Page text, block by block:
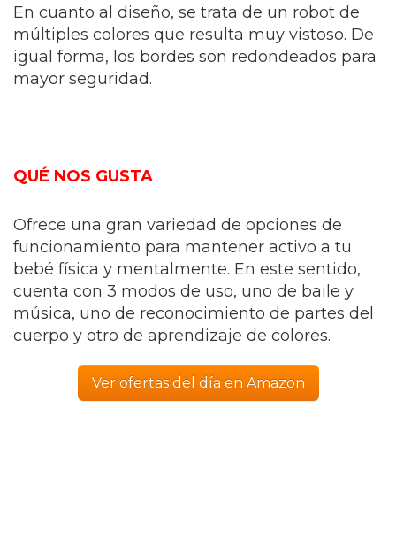
En cuanto al diseño, se trata de un robot de
múltiples colores que resulta muy vistoso. De
igual forma, los bordes son redondeados para
mayor seguridad.
QUÉ NOS GUSTA
Ofrece una gran variedad de opciones de
funcionamiento para mantener activo a tu
bebé física y mentalmente. En este sentido,
cuenta con 3 modos de uso, uno de baile y
música, uno de reconocimiento de partes del
cuerpo y otro de aprendizaje de colores.
Ver ofertas del día en Amazon